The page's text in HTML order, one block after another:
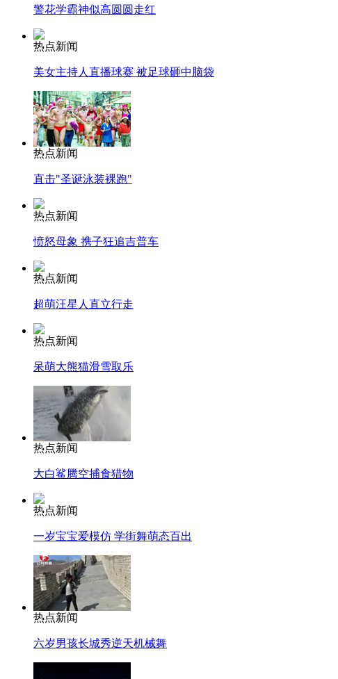
司机酒驾遇交警 急速倒车逃窜
警花学霸神似高圆圆走红
热点新闻
美女主持人直播球赛 被足球砸中脑袋
热点新闻
直击"圣诞泳装裸跑"
热点新闻
愤怒母象 携子狂追吉普车
热点新闻
超萌汪星人直立行走
热点新闻
呆萌大熊猫滑雪取乐
热点新闻
大白鲨腾空捕食猎物
热点新闻
一岁宝宝爱模仿 学街舞萌态百出
热点新闻
六岁男孩长城秀逆天机械舞